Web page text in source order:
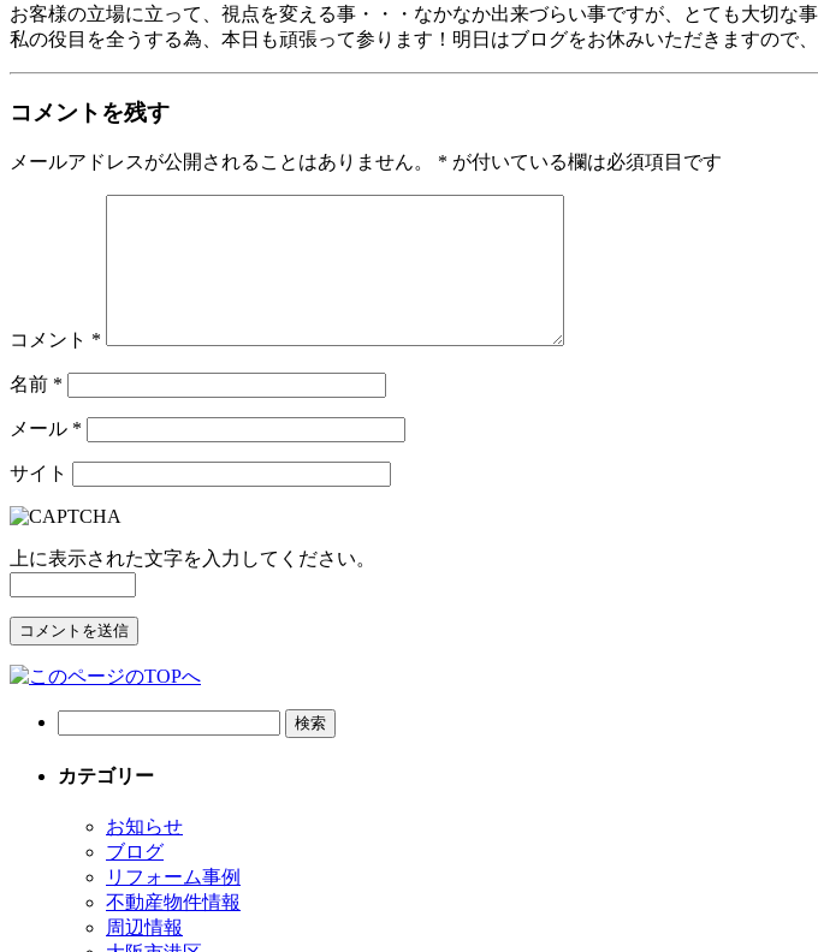
お客様の立場に立って、視点を変える事・・・なかなか出来づらい事ですが、とても大切な事
私の役目を全うする為、本日も頑張って参ります！明日はブログをお休みいただきますので
コメントを残す
メールアドレスが公開されることはありません。 * が付いている欄は必須項目です
コメント *
名前 *
メール *
サイト
上に表示された文字を入力してください。
カテゴリー
お知らせ
ブログ
リフォーム事例
不動産物件情報
周辺情報